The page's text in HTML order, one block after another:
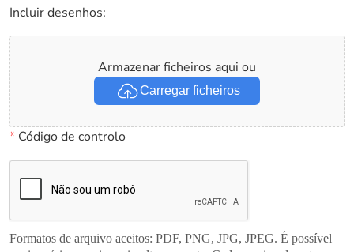
Incluir desenhos:
Armazenar ficheiros aqui ou
Carregar ficheiros
*Código de controlo
Formatos de arquivo aceitos: PDF, PNG, JPG, JPEG. É possível